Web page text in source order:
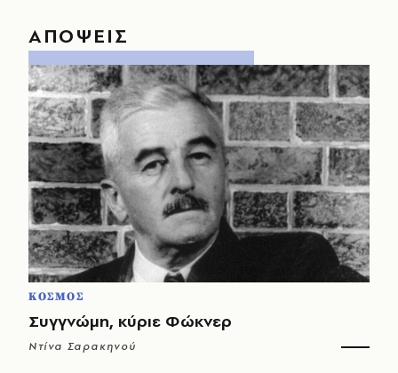
ΑΠΟΨΕΙΣ
ΚΟΣΜΟΣ
Συγγνώμη, κύριε Φώκνερ
Ντίνα Σαρακηνού